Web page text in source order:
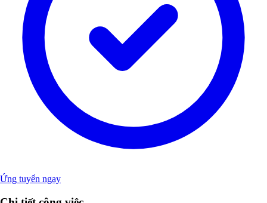
Ứng tuyển ngay